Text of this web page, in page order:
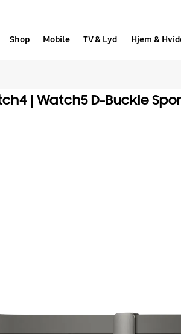
Shop Mobile TV & Lyd Hjem &
| Watch5 D-Buckle